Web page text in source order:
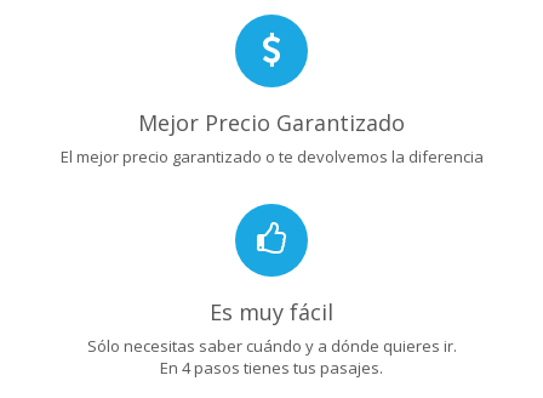
Mejor Precio Garantizado
El mejor precio garantizado o te devolvemos la diferencia
Es muy fácil
Sólo necesitas saber cuándo y a dónde quieres ir.
En 4 pasos tienes tus pasajes.